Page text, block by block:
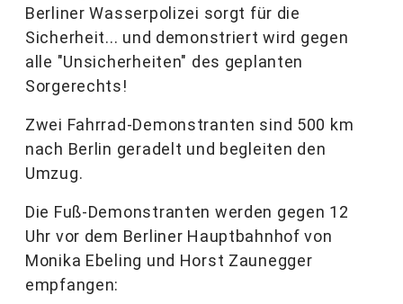
Berliner Wasserpolizei sorgt für die
Sicherheit... und demonstriert wird gegen
alle "Unsicherheiten" des geplanten
Sorgerechts!
Zwei Fahrrad-Demonstranten sind 500 km
nach Berlin geradelt und begleiten den
Umzug.
Die Fuß-Demonstranten werden gegen 12
Uhr vor dem Berliner Hauptbahnhof von
Monika Ebeling und Horst Zaunegger
empfangen: